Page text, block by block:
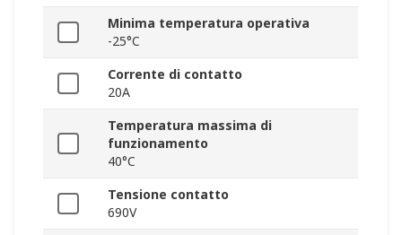
Minima temperatura operativa
-25°C
Corrente di contatto
20A
Temperatura massima di
funzionamento
40°C
Tensione contatto
690V